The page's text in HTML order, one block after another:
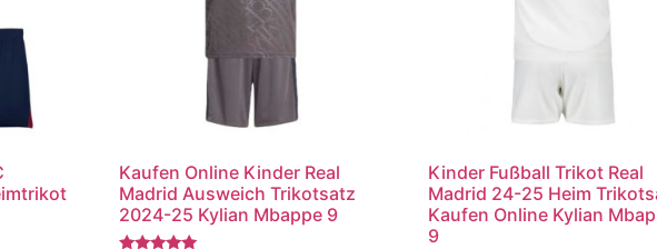
Kaufen Online Kinder Real
Madrid Ausweich Trikotsatz
2024-25 Kylian Mbappe 9
Kinder Fußball Trikot Real
Madrid 24-25 Heim
Kaufen Online Kylian
9